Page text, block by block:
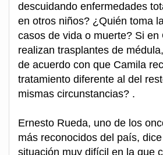
descuidando enfermedades
en otros niños? ¿Quién toma
casos de vida o muerte? Si en
realizan trasplantes de
de acuerdo con que Camila
tratamiento diferente al del
mismas circunstancias? .
Ernesto Rueda, uno de los
más reconocidos del país,
situación muy difícil en la que